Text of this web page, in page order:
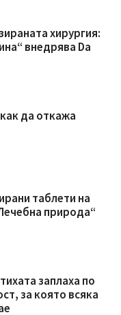
хирургия:
внедрява Da
да откажа
таблети на
природа“
заплаха по
за която всяка